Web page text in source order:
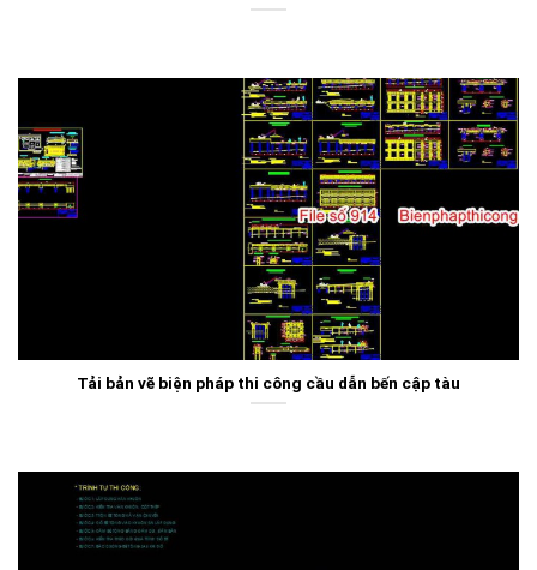
Tải bản vẽ biện pháp thi công cầu dẫn bến cập tàu